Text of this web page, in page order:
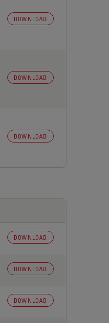
DOWNLOAD
DOWNLOAD
DOWNLOAD
DOWNLOAD
DOWNLOAD
DOWNLOAD